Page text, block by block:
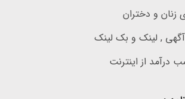
زنان و دختران
آگهی , لینک و بک لینک
درآمد از اینترنت